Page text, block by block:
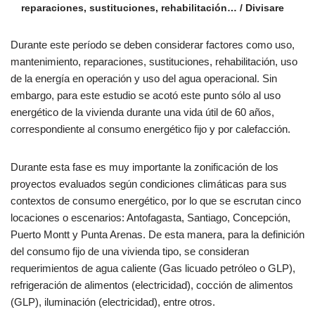
reparaciones, sustituciones, rehabilitación… / Divisare
Durante este período se deben considerar factores como uso,
mantenimiento, reparaciones, sustituciones, rehabilitación, uso
de la energía en operación y uso del agua operacional. Sin
embargo, para este estudio se acotó este punto sólo al uso
energético de la vivienda durante una vida útil de 60 años,
correspondiente al consumo energético fijo y por calefacción.
Durante esta fase es muy importante la zonificación de los
proyectos evaluados según condiciones climáticas para sus
contextos de consumo energético, por lo que se escrutan cinco
locaciones o escenarios: Antofagasta, Santiago, Concepción,
Puerto Montt y Punta Arenas. De esta manera, para la definición
del consumo fijo de una vivienda tipo, se consideran
requerimientos de agua caliente (Gas licuado petróleo o GLP),
refrigeración de alimentos (electricidad), cocción de alimentos
(GLP), iluminación (electricidad), entre otros.